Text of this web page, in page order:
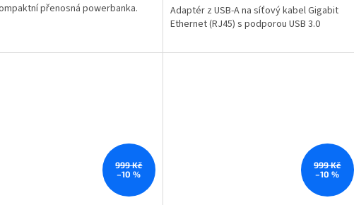
přenosná powerbanka.
Adaptér z USB-A na síťový kabel Gigabit
Ethernet (RJ45) s podporou USB 3.0
999 Kč
–10 %
999 Kč
–10 %